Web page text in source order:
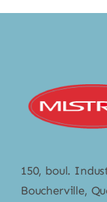
150, boul.
Boucherville,